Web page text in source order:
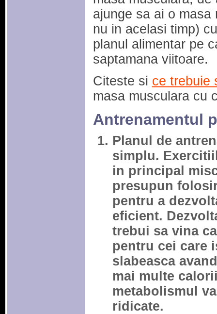
ajunge sa ai o masa
nu in acelasi timp)
planul alimentar pe
saptamana viitoare.
Citeste si ce trebuie
masa musculara cu
Antrenamentul
Planul de
simplu.
in principal
presupun
pentru a
eficient.
trebui sa vina
pentru cei care
slabeasca
mai multe
metabolismul
ridicate.